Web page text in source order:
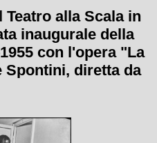
alla Scala in
inaugurale della
con l'opera "La
Spontini, diretta da